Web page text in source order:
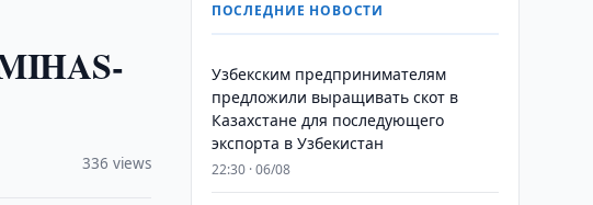
336 views
ПОСЛЕДНИЕ НОВОСТИ
Узбекским предпринимателям
предложили выращивать скот в
Казахстане для последующего
экспорта в Узбекистан
22:30 · 06/08